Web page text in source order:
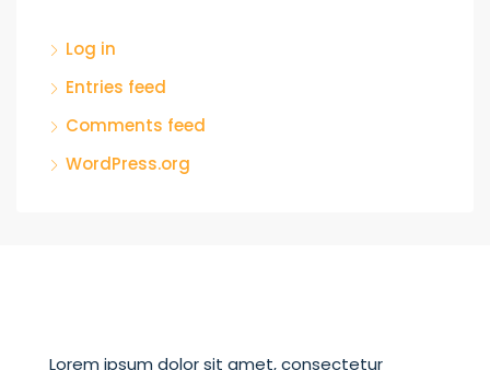
Log in
Entries feed
Comments feed
WordPress.org
Lorem ipsum dolor sit amet, consectetur